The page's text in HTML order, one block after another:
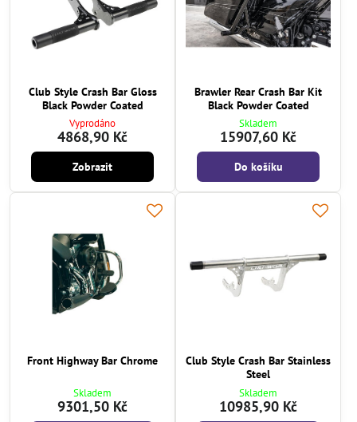
Club Style Crash Bar Gloss
Black Powder Coated
Vyprodáno
4868,90 Kč
Zobrazit
Brawler Rear Crash Bar Kit
Black Powder Coated
Skladem
15907,60 Kč
Do košíku
Front Highway Bar Chrome
Skladem
9301,50 Kč
Club Style Crash Bar Stainless
Steel
Skladem
10985,90 Kč